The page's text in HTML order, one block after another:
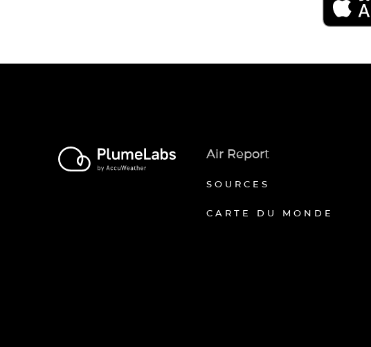
Air Report
SOURCES
CARTE DU MONDE